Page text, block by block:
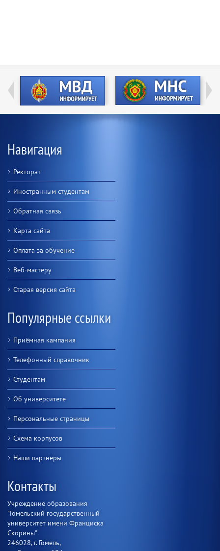
Навигация
Ректорат
Иностранным студентам
Обратная связь
Карта сайта
Оплата за обучение
Веб-мастеру
Старая версия сайта
Популярные ссылки
Приёмная кампания
Телефонный справочник
Студентам
Об университете
Персональные страницы
Схема корпусов
Наши партнёры
Контакты
Учреждение образования
"Гомельский государственный
университет имени Франциска
Скорины"
246028, г. Гомель,